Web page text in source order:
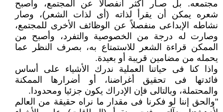
مجتمعه. بل صـار أكثر انفصالا عن المجتمع، وأصبح
شعره يمكن أن يقرأ لذاته (أى لذات الشعر)، وصار
نشاطه الإبداعى منفصلاً عن الوظائف الأخرى للمجتمع،
وصارت له درجة من الخصوصية والتفرد، وأصبح من
الممكن قراءة الشعر للاستمتاع به، بصرف النظر عما
يحمله من مضامين قريبة أو بعيدة.
واذا كنا فى حياتنا العملية ندرك الأشياء على أساس
فائدتها فى تحقيق أغراضنا، أو أضرارها الممكنة
والمحتملة، وبالتالى فإن الإدراك يكون جزئيا ومحدودا.
"والحق إننا لو فكرنا فى مقدار ما نراه حقيقة من العالم